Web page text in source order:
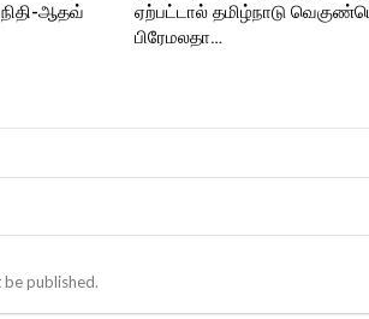
ஆதவ்
ஏற்பட்டால் தமிழ்நாடு
பிரேமலதா…
published.